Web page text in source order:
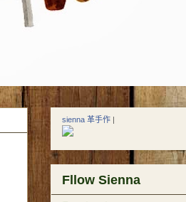
sienna 革手作 |
Fllow Sienna